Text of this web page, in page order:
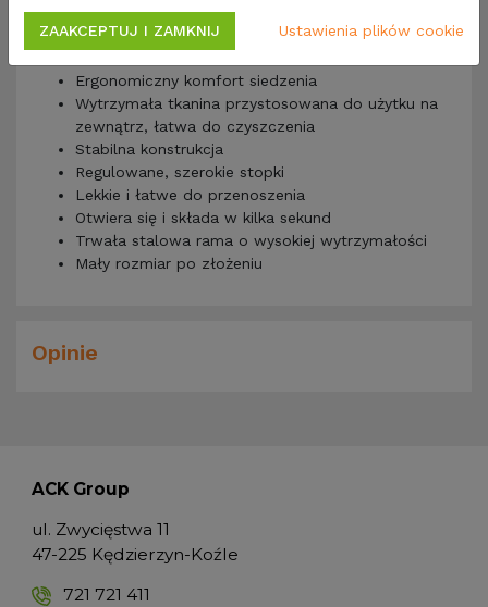
Ergonomiczny komfort siedzenia
Wytrzymała tkanina przystosowana do użytku na
zewnątrz, łatwa do czyszczenia
Stabilna konstrukcja
Regulowane, szerokie stopki
Lekkie i łatwe do przenoszenia
Otwiera się i składa w kilka sekund
Trwała stalowa rama o wysokiej wytrzymałości
Mały rozmiar po złożeniu
Opinie
ACK Group
ul. Zwycięstwa 11
47-225 Kędzierzyn-Koźle
721 721 411
ZAAKCEPTUJ I ZAMKNIJ Ustawienia plików cookie